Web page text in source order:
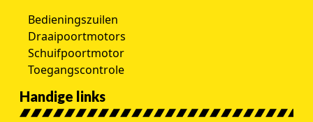
Bedieningszuilen
Draaipoortmotors
Schuifpoortmotor
Toegangscontrole
Handige links